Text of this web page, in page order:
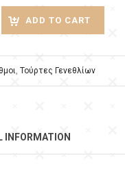
ADD TO CART
, Τούρτες Γενεθλίων
INFORMATION